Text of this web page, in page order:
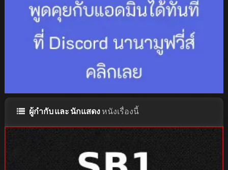
ผู้กำกับ และ นักแสดงหนังเรื่องนี้